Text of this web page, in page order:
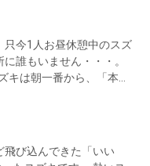
只今1人お昼休憩中のスズ
誰もいません・・・。
キは朝一番から、「本...
飛び込んできた「いい